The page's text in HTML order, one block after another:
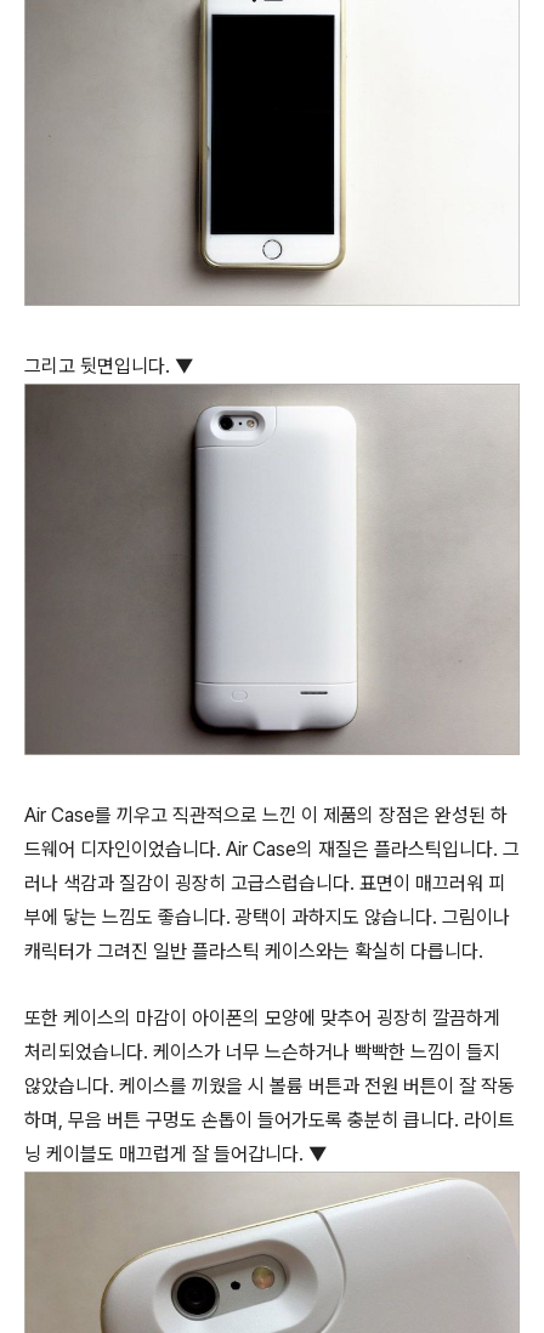
그리고 뒷면입니다. ▼
Air Case를 끼우고 직관적으로 느낀 이 제품의 장점은 완성된 하
드웨어 디자인이었습니다. Air Case의 재질은 플라스틱입니다. 그
러나 색감과 질감이 굉장히 고급스럽습니다. 표면이 매끄러워 피
부에 닿는 느낌도 좋습니다. 광택이 과하지도 않습니다. 그림이나
캐릭터가 그려진 일반 플라스틱 케이스와는 확실히 다릅니다.
또한 케이스의 마감이 아이폰의 모양에 맞추어 굉장히 깔끔하게
처리되었습니다. 케이스가 너무 느슨하거나 빡빡한 느낌이 들지
않았습니다. 케이스를 끼웠을 시 볼륨 버튼과 전원 버튼이 잘 작동
하며, 무음 버튼 구멍도 손톱이 들어가도록 충분히 큽니다. 라이트
닝 케이블도 매끄럽게 잘 들어갑니다. ▼